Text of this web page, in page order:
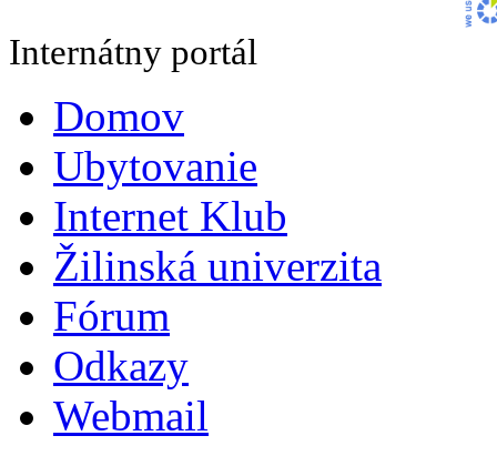
Internátny portál
Domov
Ubytovanie
Internet Klub
Žilinská univerzita
Fórum
Odkazy
Webmail